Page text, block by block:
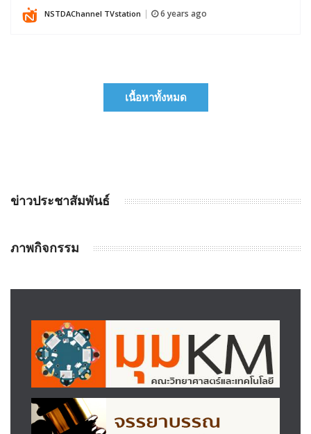
NSTDAChannel TVstation 6 years ago
เนื้อหาทั้งหมด
ข่าวประชาสัมพันธ์
ภาพกิจกรรม